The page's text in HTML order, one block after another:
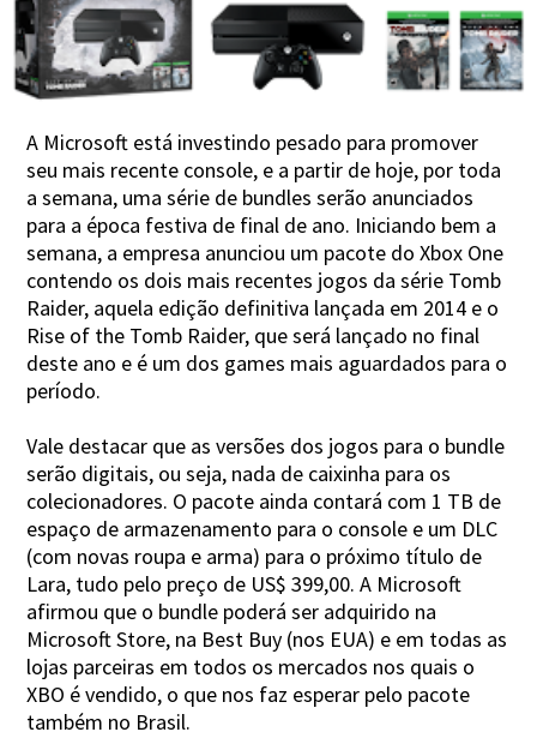
A Microsoft está investindo pesado para promover
seu mais recente console, e a partir de hoje, por toda
a semana, uma série de bundles serão anunciados
para a época festiva de final de ano. Iniciando bem a
semana, a empresa anunciou um pacote do Xbox One
contendo os dois mais recentes jogos da série Tomb
Raider, aquela edição definitiva lançada em 2014 e o
Rise of the Tomb Raider, que será lançado no final
deste ano e é um dos games mais aguardados para o
período.
Vale destacar que as versões dos jogos para o bundle
serão digitais, ou seja, nada de caixinha para os
colecionadores. O pacote ainda contará com 1 TB de
espaço de armazenamento para o console e um DLC
(com novas roupa e arma) para o próximo título de
Lara, tudo pelo preço de US$ 399,00. A Microsoft
afirmou que o bundle poderá ser adquirido na
Microsoft Store, na Best Buy (nos EUA) e em todas as
lojas parceiras em todos os mercados nos quais o
XBO é vendido, o que nos faz esperar pelo pacote
também no Brasil.